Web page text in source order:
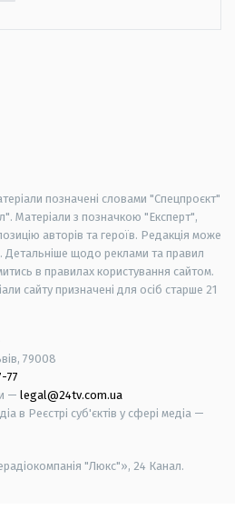
позначені словами "Спецпроєкт"
Матеріали з позначкою "Експерт",
авторів та героїв. Редакція може
Детальніше щодо реклами та правил
в правилах користування сайтом.
сайту призначені для осіб старше 21
79008
77
— legal@24tv.com.ua
в Реєстрі суб'єктів у сфері медіа —
"Люкс"», 24 Канал.